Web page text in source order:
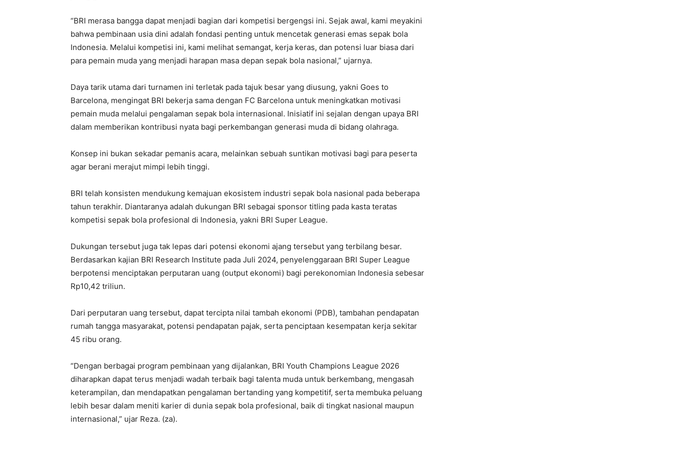
“BRI merasa bangga dapat menjadi bagian dari kompetisi bergengsi ini. Sejak awal, kami meyakini
bahwa pembinaan usia dini adalah fondasi penting untuk mencetak generasi emas sepak bola
Indonesia. Melalui kompetisi ini, kami melihat semangat, kerja keras, dan potensi luar biasa dari
para pemain muda yang menjadi harapan masa depan sepak bola nasional,” ujarnya.
Daya tarik utama dari turnamen ini terletak pada tajuk besar yang diusung, yakni Goes to
Barcelona, mengingat BRI bekerja sama dengan FC Barcelona untuk meningkatkan motivasi
pemain muda melalui pengalaman sepak bola internasional. Inisiatif ini sejalan dengan upaya BRI
dalam memberikan kontribusi nyata bagi perkembangan generasi muda di bidang olahraga.
Konsep ini bukan sekadar pemanis acara, melainkan sebuah suntikan motivasi bagi para peserta
agar berani merajut mimpi lebih tinggi.
BRI telah konsisten mendukung kemajuan ekosistem industri sepak bola nasional pada beberapa
tahun terakhir. Diantaranya adalah dukungan BRI sebagai sponsor titling pada kasta teratas
kompetisi sepak bola profesional di Indonesia, yakni BRI Super League.
Dukungan tersebut juga tak lepas dari potensi ekonomi ajang tersebut yang terbilang besar.
Berdasarkan kajian BRI Research Institute pada Juli 2024, penyelenggaraan BRI Super League
berpotensi menciptakan perputaran uang (output ekonomi) bagi perekonomian Indonesia sebesar
Rp10,42 triliun.
Dari perputaran uang tersebut, dapat tercipta nilai tambah ekonomi (PDB), tambahan pendapatan
rumah tangga masyarakat, potensi pendapatan pajak, serta penciptaan kesempatan kerja sekitar
45 ribu orang.
“Dengan berbagai program pembinaan yang dijalankan, BRI Youth Champions League 2026
diharapkan dapat terus menjadi wadah terbaik bagi talenta muda untuk berkembang, mengasah
keterampilan, dan mendapatkan pengalaman bertanding yang kompetitif, serta membuka peluang
lebih besar dalam meniti karier di dunia sepak bola profesional, baik di tingkat nasional maupun
internasional,” ujar Reza. (za).